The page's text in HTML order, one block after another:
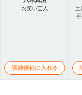
お笑い芸人
講師候補に入れる
土